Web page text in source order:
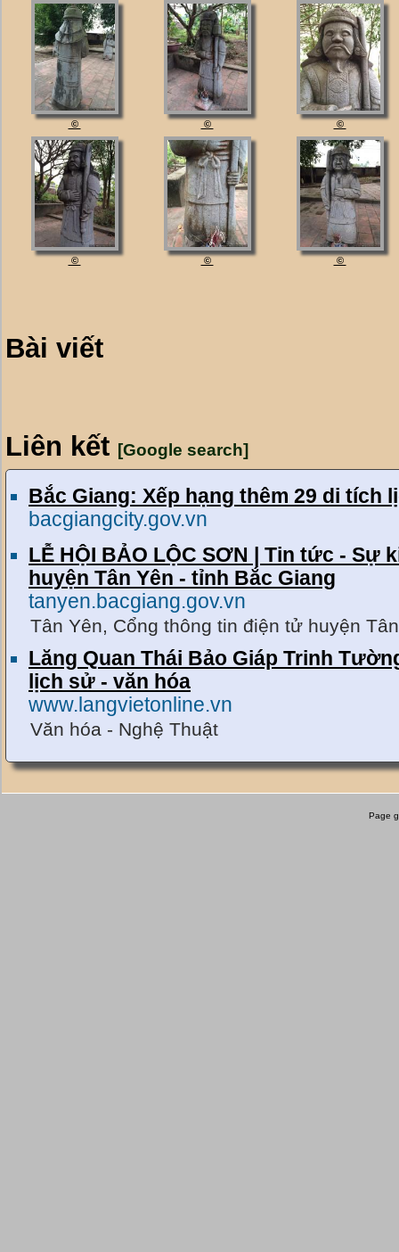
© © ©
© © ©
Bài viết
Liên kết [Google search]
Bắc Giang: Xếp hạng thêm 29 di tích
bacgiangcity.gov.vn
LỄ HỘI BẢO LỘC SƠN | Tin tức - Sự
huyện Tân Yên - tỉnh Bắc Giang
tanyen.bacgiang.gov.vn
Tân Yên, Cổng thông tin điện tử huyện
Lăng Quan Thái Bảo Giáp Trinh
lịch sử - văn hóa
www.langvietonline.vn
Văn hóa - Nghệ Thuật
Page